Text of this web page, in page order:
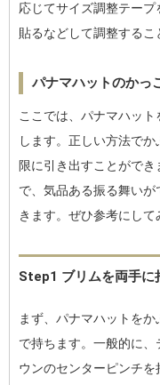
応じてサイズ調整テー
貼るなどして調整するこ
パナマハットのかっ
ここでは、パナマハッ
します。正しい方法で
限に引き出すことがで
で、気品ある振る舞い
きます。ぜひ参考にして
Step1 ブリムを両手に
まず、パナマハットを
で持ちます。一般的に
ウンのセンターピンチ